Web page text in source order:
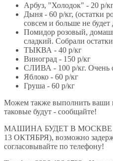
Арбуз, "Холодок" - 20 р/
Дыня - 60 р/кг, (остатки
совсем и больше не будет
Помидор розовый,
сладкий. Собрали
ТЫКВА - 40 р/кг
Виноград - 150 р/кг
СЛИВА - 100 р/кг. Очень
Яблоко - 60 р/кг
Груша - 60 р/кг
Можем также выполнить ваши
таковые будут - сообщайте!
МАШИНА БУДЕТ В МОСКВЕ
13 ОКТЯБРЯ), возможно
согласовывайте по телефону!